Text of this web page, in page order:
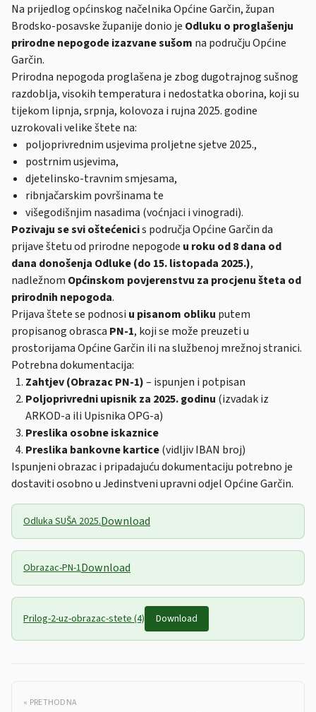
Na prijedlog općinskog načelnika Općine Garčin, župan
Brodsko-posavske županije donio je Odluku o proglašenju
prirodne nepogode izazvane sušom na području Općine
Garčin.
Prirodna nepogoda proglašena je zbog dugotrajnog sušnog
razdoblja, visokih temperatura i nedostatka oborina, koji su
tijekom lipnja, srpnja, kolovoza i rujna 2025. godine
uzrokovali velike štete na:
poljoprivrednim usjevima proljetne sjetve 2025.,
postrnim usjevima,
djetelinsko-travnim smjesama,
ribnjačarskim površinama te
višegodišnjim nasadima (voćnjaci i vinogradi).
Pozivaju se svi oštećenicis područja Općine Garčin da
prijave štetu od prirodne nepogode u roku od 8 dana od
dana donošenja Odluke (do 15. listopada 2025.),
nadležnom Općinskom povjerenstvu za procjenu šteta od
prirodnih nepogoda.
Prijava štete se podnosi u pisanom obliku putem
propisanog obrasca PN-1, koji se može preuzeti u
prostorijama Općine Garčin ili na službenoj mrežnoj stranici.
Potrebna dokumentacija:
Zahtjev (Obrazac PN-1)– ispunjen i potpisan
Poljoprivredni upisnik za 2025. godinu (izvadak iz
ARKOD-a ili Upisnika OPG-a)
Preslika osobne iskaznice
Preslika bankovne kartice(vidljiv IBAN broj)
Ispunjeni obrazac i pripadajuću dokumentaciju potrebno je
dostaviti osobno u Jedinstveni upravni odjel Općine Garčin.
Odluka SUŠA 2025.Download
Obrazac-PN-1Download
Prilog-2-uz-obrazac-stete (4) Download
« PRETHODNA